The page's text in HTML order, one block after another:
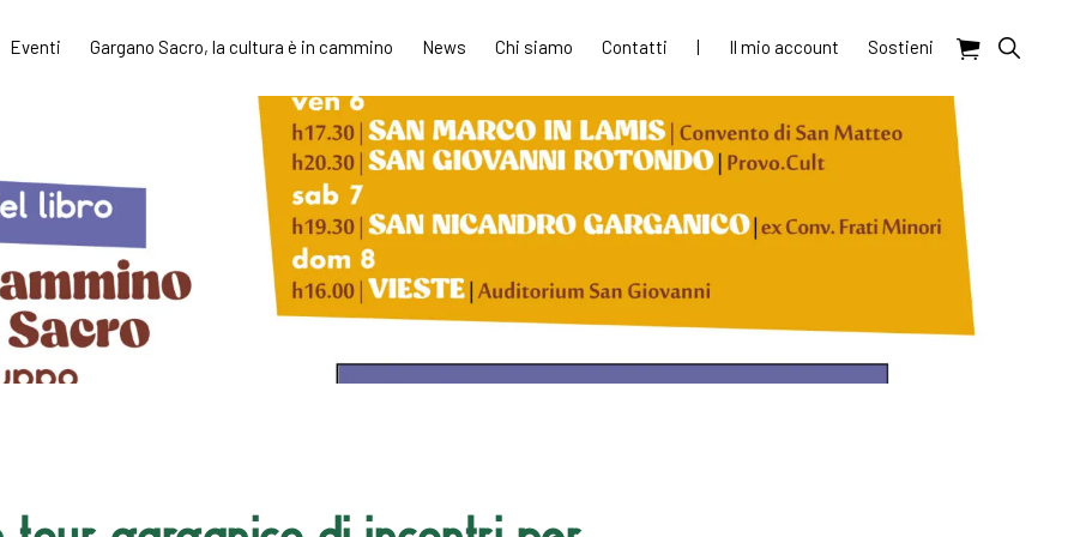
Eventi Gargano Sacro, la cultura è in cammino News Chi siamo Contatti | Il mio account Sostieni
Show
Search